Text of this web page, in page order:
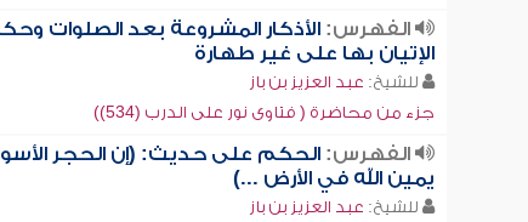
الفهرس:الأذكار المشروعة بعد الصلوات
الإتيان بها على غير طهارة
للشيخ: عبد العزيز بن باز
جزء من محاضرة ( فتاوى نور على الدرب (534))
الفهرس:الحكم على حديث: (إن الحجر
يمين الله في الأرض ...)
للشيخ: عبد العزيز بن باز